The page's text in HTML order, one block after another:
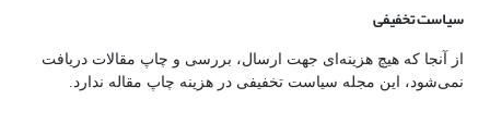
سیاست تخفیفی
از آنجا که هیچ هزینه‌ای جهت ارسال، بررسی و چاپ مقالات دریافت
نمی‌شود، این مجله سیاست تخفیفی در هزینه چاپ مقاله ندارد.